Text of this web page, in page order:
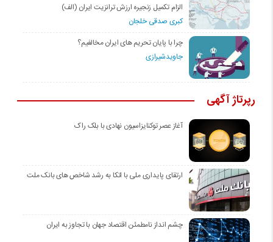
الزام تکمیل زنجیره ارزش ترانزیت ایران (الف)
کبری صدقی خلجان
چرا با پایان تحریم های ایران مخالفیم؟
جاویدشیرازی
رپرتاژ آگهی
آغاز عصر توکنایزاسیون نهادی با بلک راک
ارتقای پایداری ملی با اتکا به رشد شاخص های بانک ملت
چشم انداز نامطمئن اقتصاد جهان با تجاوز به ایران